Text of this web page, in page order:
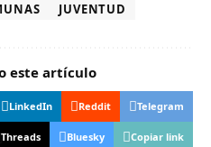
JUVENTUD
este artículo
LinkedIn Reddit Telegram
Threads Bluesky Copiar link